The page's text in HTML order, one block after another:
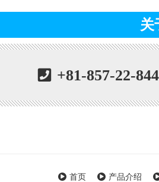
关
+81-857-22-
首页 产品介绍